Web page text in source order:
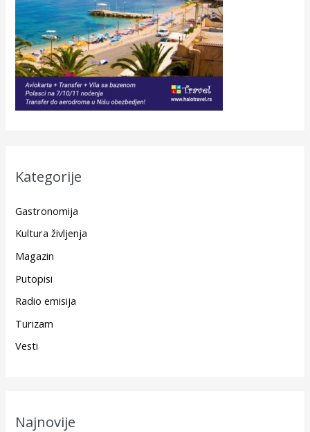
Kategorije
Gastronomija
Kultura življenja
Magazin
Putopisi
Radio emisija
Turizam
Vesti
Najnovije